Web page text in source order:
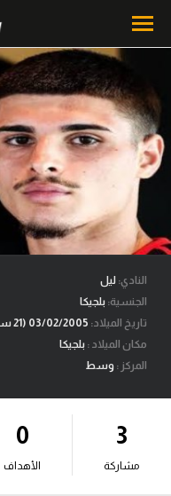
محتوى إخباري
الرئيسية
مباريات
ميركاتو
فانتازي في الجول
مسابقة التوقعات
فيديوهات
آراء حرة
ركن الألعاب
النادي: ليل
الجنسية: بلجيكا
تاريخ الميلاد:
مكان الميلاد : بلجيكا
المركز : وسط
3
مشاركة
0
الأهداف